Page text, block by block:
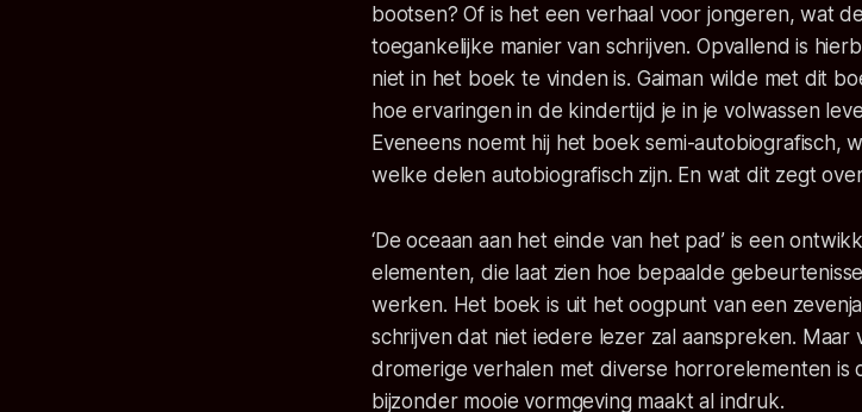
bootsen? Of is het een verhaal voor jongeren, wat
toegankelijke manier van schrijven. Opvallend is
niet in het boek te vinden is. Gaiman wilde met dit
hoe ervaringen in de kindertijd je in je volwassen
Eveneens noemt hij het boek semi-autobiografisch,
welke delen autobiografisch zijn. En wat dit zegt
‘De oceaan aan het einde van het pad’ is een
elementen, die laat zien hoe bepaalde
werken. Het boek is uit het oogpunt van een
schrijven dat niet iedere lezer zal aanspreken.
dromerige verhalen met diverse horrorelementen
bijzonder mooie vormgeving maakt al indruk.